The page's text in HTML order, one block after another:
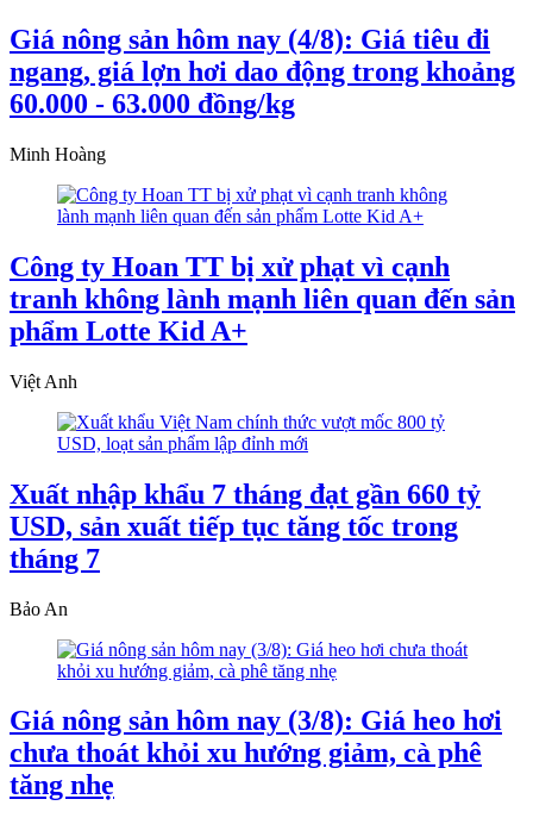
Giá nông sản hôm nay (4/8): Giá tiêu đi
ngang, giá lợn hơi dao động trong khoảng
60.000 - 63.000 đồng/kg
Minh Hoàng
Công ty Hoan TT bị xử phạt vì cạnh
tranh không lành mạnh liên quan đến sản
phẩm Lotte Kid A+
Việt Anh
Xuất nhập khẩu 7 tháng đạt gần 660 tỷ
USD, sản xuất tiếp tục tăng tốc trong
tháng 7
Bảo An
Giá nông sản hôm nay (3/8): Giá heo hơi
chưa thoát khỏi xu hướng giảm, cà phê
tăng nhẹ